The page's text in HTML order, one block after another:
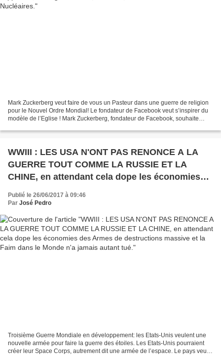
Mark Zuckerberg veut faire de vous un Pasteur dans une guerre de religion
pour le Nouvel Ordre Mondial! Le fondateur de Facebook veut s’inspirer du
modèle de l’Eglise ! Mark Zuckerberg, fondateur de Facebook, souhaite
WWIII : LES USA N'ONT PAS RENONCE A LA
GUERRE TOUT COMME LA RUSSIE ET LA
CHINE, en attendant cela dope les économies
des Armes de destructions massive et la Faim
dans le Monde n'a jamais autant tué.
Publié le 26/06/2017 à 09:46
Par José Pedro
Troisième Guerre Mondiale en développement: les Etats-Unis veulent une
nouvelle armée pour faire la guerre des étoiles. Les Etats-Unis pourraient
créer leur Space Corps, autrement dit une armée de l’espace. Le pays veut